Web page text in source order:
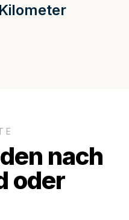
nach
oder